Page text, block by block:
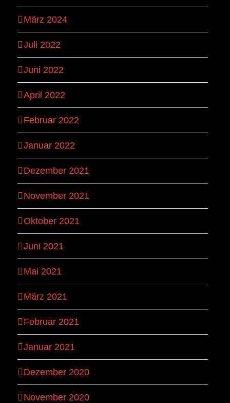
März 2024
Juli 2022
Juni 2022
April 2022
Februar 2022
Januar 2022
Dezember 2021
November 2021
Oktober 2021
Juni 2021
Mai 2021
März 2021
Februar 2021
Januar 2021
Dezember 2020
November 2020